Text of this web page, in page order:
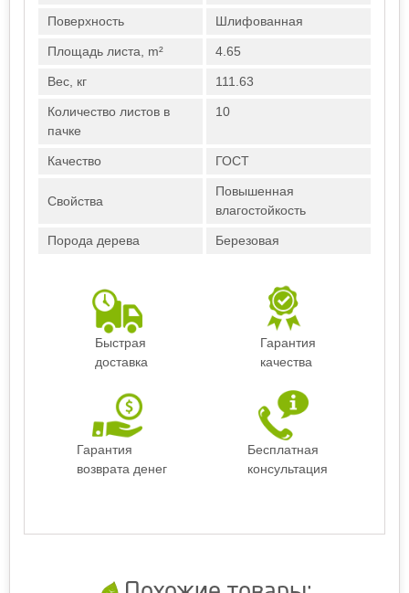
Поверхность Шлифованная
Площадь листа, m² 4.65
Вес, кг 111.63
Количество листов в
пачке
10
Качество ГОСТ
Свойства
Повышенная
влагостойкость
Порода дерева Березовая
Быстрая
доставка
Гарантия
качества
Гарантия
возврата денег
Бесплатная
консультация